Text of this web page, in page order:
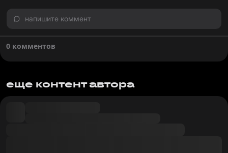
напишите коммент
0 комментов
еще контент автора